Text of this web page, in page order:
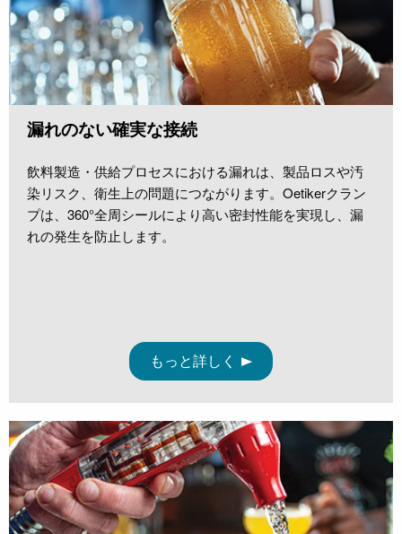
漏れのない確実な接続
飲料製造・供給プロセスにおける漏れは、製品ロスや汚
染リスク、衛生上の問題につながります。Oetikerクラン
プは、360°全周シールにより高い密封性能を実現し、漏
れの発生を防止します。
もっと詳しく